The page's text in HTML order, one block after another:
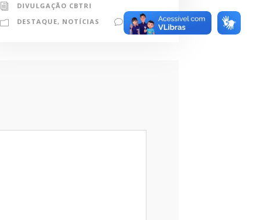
DIVULGAÇÃO CBTRI
DESTAQUE, NOTÍCIAS 0